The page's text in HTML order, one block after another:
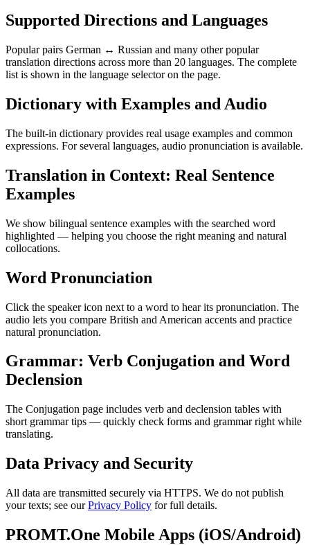
Supported Directions and Languages
Popular pairs German ↔ Russian and many other popular
translation directions across more than 20 languages. The complete
list is shown in the language selector on the page.
Dictionary with Examples and Audio
The built-in dictionary provides real usage examples and common
expressions. For several languages, audio pronunciation is available.
Translation in Context: Real Sentence
Examples
We show bilingual sentence examples with the searched word
highlighted — helping you choose the right meaning and natural
collocations.
Word Pronunciation
Click the speaker icon next to a word to hear its pronunciation. The
audio lets you compare British and American accents and practice
natural pronunciation.
Grammar: Verb Conjugation and Word
Declension
The Conjugation page includes verb and declension tables with
short grammar tips — quickly check forms and grammar right while
translating.
Data Privacy and Security
All data are transmitted securely via HTTPS. We do not publish
your texts; see ourPrivacy Policy for full details.
PROMT.One Mobile Apps (iOS/Android)